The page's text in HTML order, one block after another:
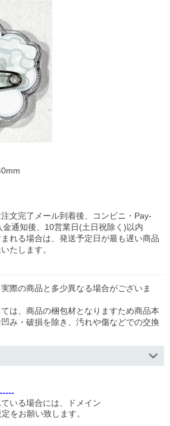
文完了メール到着後、コンビニ・Pay-
通知後、10営業日(土日祝除く)以内
れる場合は、発送予定日が最も遅い商品
たします。
際の商品と多少異なる場合がございま
は、商品の梱包材となりますため商品本
み・破損を除き、汚れや傷などでの交換
いる場合には、ドメイン
をお願い致します。